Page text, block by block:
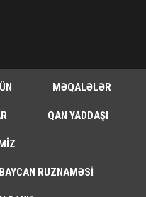
MƏQALƏLƏR
QAN YADDAŞI
RUZNAMƏSI